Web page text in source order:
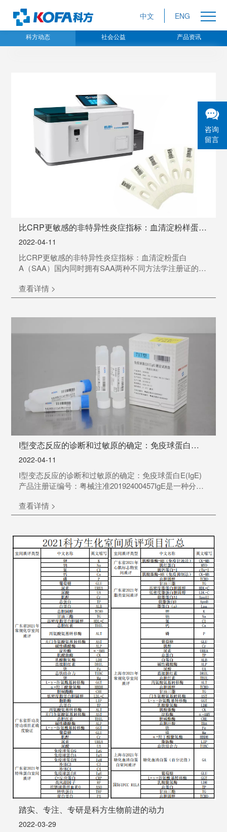
中文 ENG
科方动态 社会公益 产品资讯
比CRP更敏感的非特异性炎症指标：血清淀粉样蛋白
2022-04-11
比CRP更敏感的非特异性炎症指标：血清淀粉蛋白
A（SAA）国内同时拥有SAA两种不同方法学注册证的厂
可迅速升高，清除病原体后又可迅速的降低至正常水
平，是反映机体感染情况和炎症恢复的灵敏指标在特殊
较显著。SAA广泛应用于感染性疾病辅助诊断、冠心病
查看详情 >
I型变态反应的诊断和过敏原的确定：免疫球蛋白
2022-04-11
I型变态反应的诊断和过敏原的确定：免疫球蛋白E(IgE)
产品注册证编号：粤械注准20192400457IgE是一种分泌
重链组成，是由鼻咽、扁桃体、支气管、胃肠粘膜等处
固有层的浆细胞产生，主要分布于这些部位的黏膜组
两种IgE，总IgE（tIgE）与特异性IgE（sIgE），血清总
IgE是一个辅助诊断指标，在过敏及Ⅰ型变态反应...
查看详情 >
踏实、专注、专研是科方生物前进的动力
2022-03-29
咨询
留言